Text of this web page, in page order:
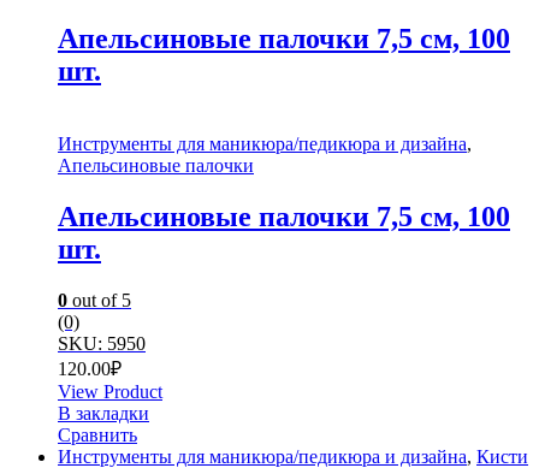
Апельсиновые палочки 7,5 см, 100
шт.
Инструменты для маникюра/педикюра и дизайна,
Апельсиновые палочки
Апельсиновые палочки 7,5 см, 100
шт.
0 out of 5
(0)
SKU: 5950
120.00₽
View Product
В закладки
Сравнить
Инструменты для маникюра/педикюра и дизайна, Кисти